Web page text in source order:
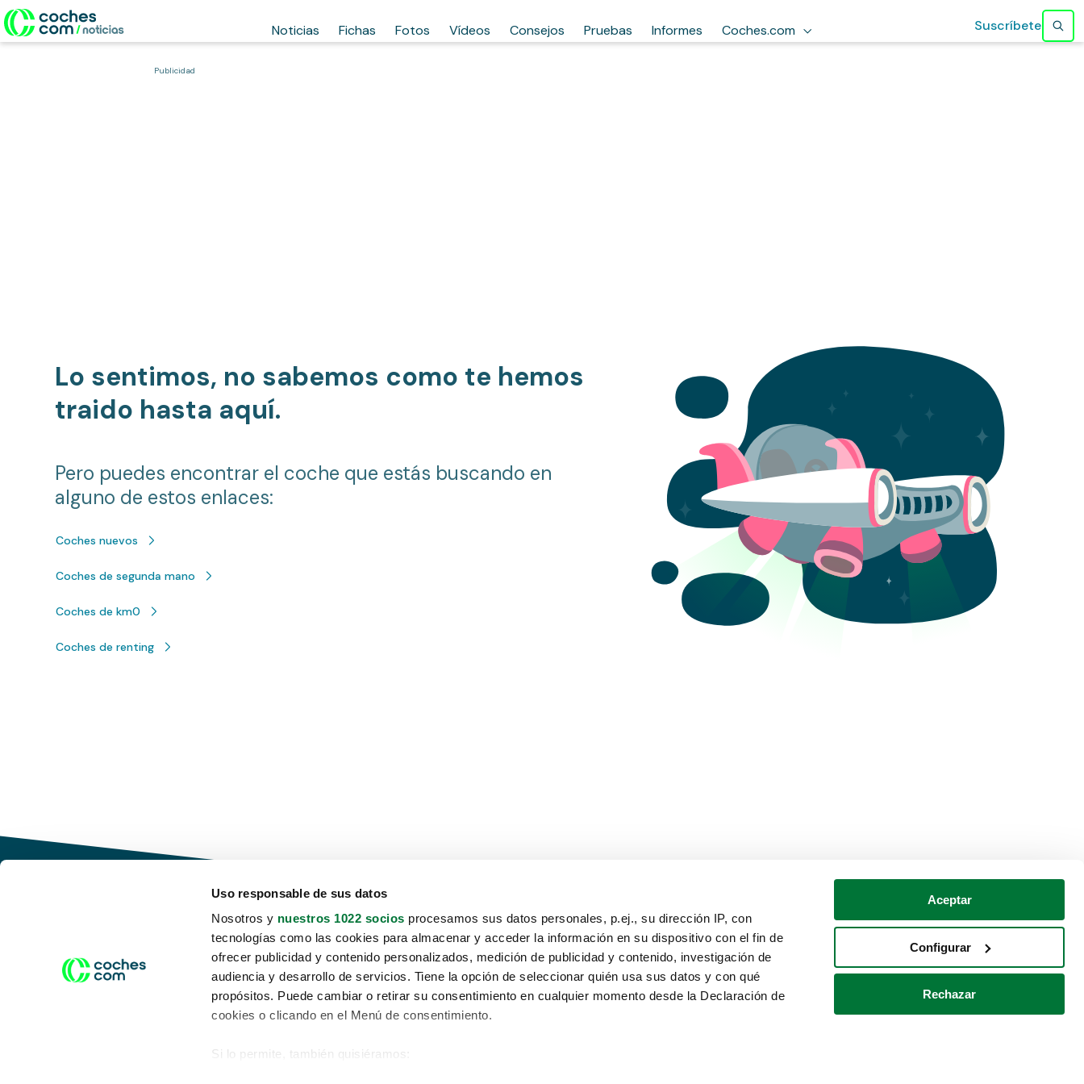
Uso responsable de sus datos
Nosotros y nuestros 1022 socios procesamos sus datos personales, p.ej., su dirección IP, con
tecnologías como las cookies para almacenar y acceder la información en su dispositivo con el fin de
ofrecer publicidad y contenido personalizados, medición de publicidad y contenido, investigación de
audiencia y desarrollo de servicios. Tiene la opción de seleccionar quién usa sus datos y con qué
propósitos. Puede cambiar o retirar su consentimiento en cualquier momento desde la Declaración de
cookies o clicando en el Menú de consentimiento.
Si lo permite, también quisiéramos:
Aceptar
Configurar
Rechazar
Noticias Fichas Fotos Vídeos Consejos Pruebas Informes Coches.com Suscríbete
Publicidad
Lo sentimos, no sabemos como te hemos
traido hasta aquí.
Pero puedes encontrar el coche que estás buscando en
alguno de estos enlaces:
Coches nuevos
Coches de segunda mano
Coches de km0
Coches de renting
Conduce tu futuro,
desata tu movilidad